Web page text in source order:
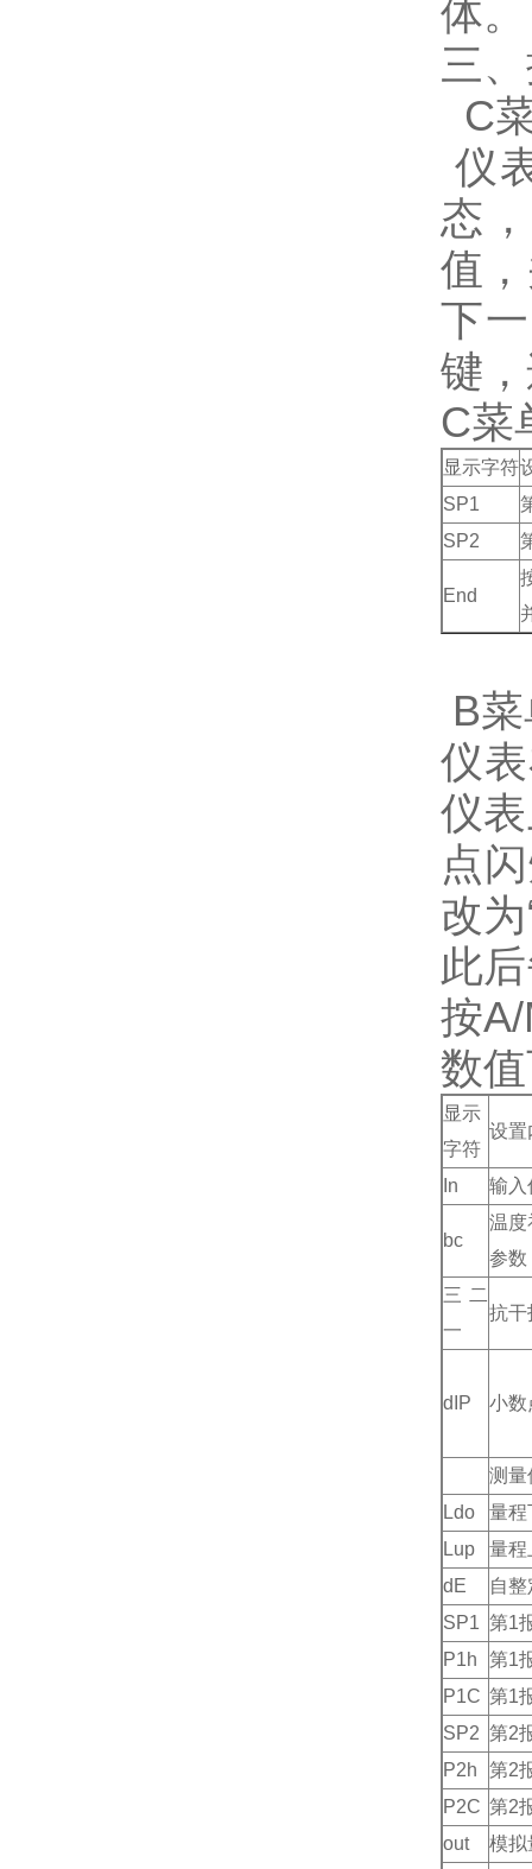
体。
三
C
仪
态
值
下
键
C菜
显示字符
SP1
SP2
End
B
仪
仪
点
改
此
按
数
显示
字符
设置
In 输入
bc
温度
参数
三二
一
抗干
dIP 小数
测量
Ldo
量程
Lup
量程
dE
自
SP1 第1
P1h
第1
P1C 第1
SP2 第2
P2h
第2
P2C 第2
out
模拟